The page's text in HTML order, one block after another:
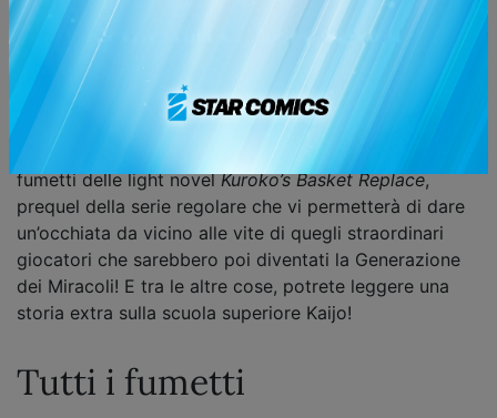
Satsuki Momoi, la manager del club di basket della
scuola media Teiko, prova un certo interesse per un
giocatore della squadra suo coetaneo, Tetsuya Kuroko.
Quale sarà la vera natura del sentimento che nutre per
quel tipo così poco appariscente? Per la gioia dei fan
di
Kuroko’s Basket
, vi presentiamo la versione a
fumetti delle light novelKuroko’s Basket Replace,
prequel della serie regolare che vi permetterà di dare
un’occhiata da vicino alle vite di quegli straordinari
giocatori che sarebbero poi diventati la Generazione
dei Miracoli! E tra le altre cose, potrete leggere una
storia extra sulla scuola superiore Kaijo!
Tutti i fumetti